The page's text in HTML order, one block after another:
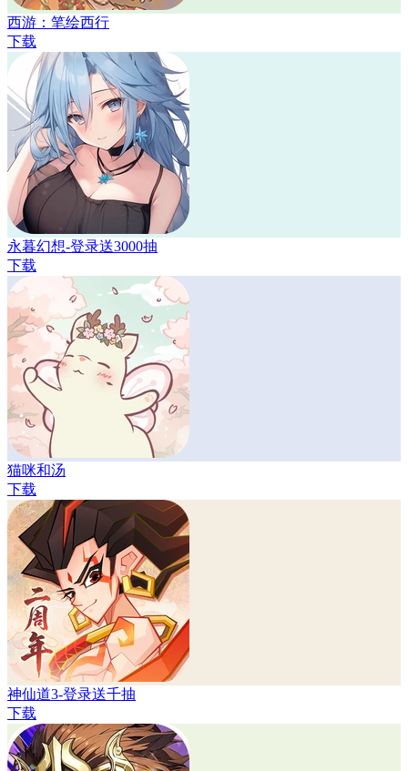
西游：笔绘西行
下载
永暮幻想-登录送3000抽
下载
猫咪和汤
下载
神仙道3-登录送千抽
下载